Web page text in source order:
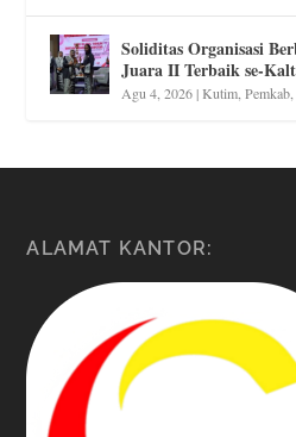
Soliditas Organisasi
Juara II Terbaik se-
Agu 4, 2026|Kutim ,Pemkab
ALAMAT KANTOR: